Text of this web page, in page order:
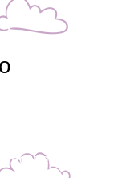
д.7, метро ул.